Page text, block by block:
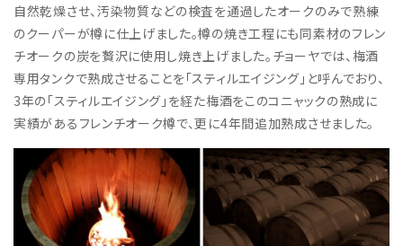
自然乾燥させ、汚染物質などの検査を通過したオークのみで熟練
のクーパーが樽に仕上げました。樽の焼き工程にも同素材のフレン
チオークの炭を贅沢に使用し焼き上げました。チョーヤでは、梅酒
専用タンクで熟成させることを「スティルエイジング」と呼んでおり、
3年の「スティルエイジング」を経た梅酒をこのコニャックの熟成に
実績があるフレンチオーク樽で、更に4年間追加熟成させました。